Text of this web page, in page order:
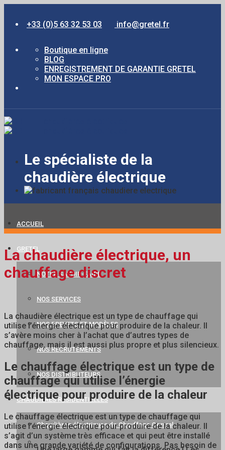
+33 (0)5 63 32 53 03 info@gretel.fr
Boutique en ligne
BLOG
ENREGISTREMENT DE GARANTIE GRETEL
MON ESPACE PRO
Le spécialiste de la
chaudière électrique
ACCUEIL
GRETEL
NOTRE SAVOIR-FAIRE
NOS SERVICES
NOS BREVETS ET MODÈLES
NOS RECRUTEMENTS
NOS DISTRIBUTEURS
CHAUDIÈRES RÉSIDENTIELLES
Chaudières électriques de Chauffage Central
La chaudière électrique, un
chauffage discret
La chaudière électrique est un type de chauffage qui
utilise l’énergie électrique pour produire de la chaleur. Il
s’avère moins cher à l’achat que d’autres types de
chauffage, mais il est aussi plus propre et plus silencieux.
Le chauffage électrique est un type de
chauffage qui utilise l’énergie
électrique pour produire de la chaleur
Le chauffage électrique est un type de chauffage qui
utilise l’énergie électrique pour produire de la chaleur. Il
s’agit d’un système très efficace et qui peut être installé
dans une grande variété de configurations. Pas besoin de